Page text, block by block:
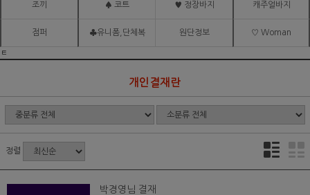
조끼 ♠ 코트 ♥ 정장바지 캐주얼바지
점퍼 ♣유니폼,단체복 원단정보 ♡ Woman
ㅌ
개인결재란
정렬
박경영님 결재